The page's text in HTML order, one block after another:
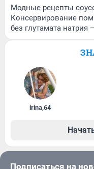
Модные рецепты
Консервирование
без глутамата натрия
irina,64
Подписаться на